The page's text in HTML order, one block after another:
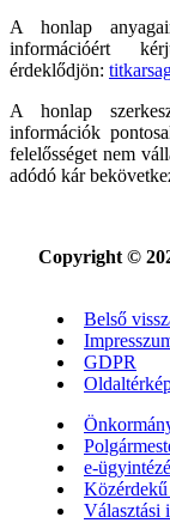
A honlap
információért
érdeklődjön:
A honlap
információk
felelősséget nem
adódó kár
Copyright ©
Belső
GDPR
e-
Választási